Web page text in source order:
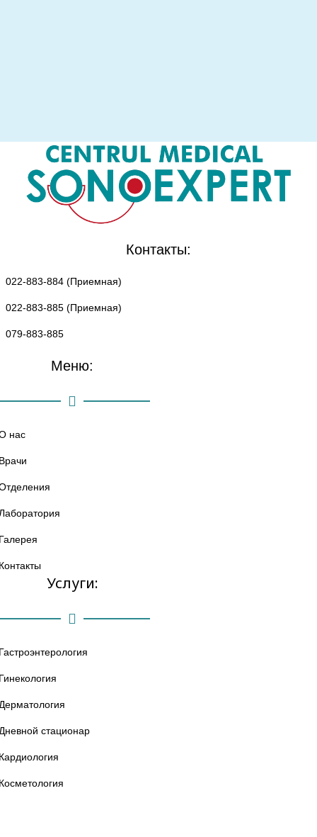
Контакты:
022-883-884 (Приемная)
022-883-885 (Приемная)
079-883-885
Меню:
нас
Услуги:
стационар